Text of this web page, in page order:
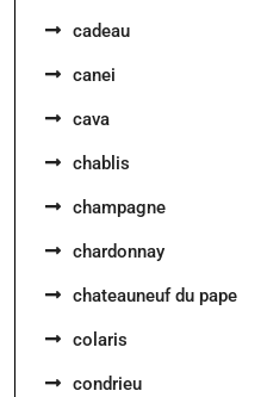
cadeau
canei
cava
chablis
champagne
chardonnay
chateauneuf du pape
colaris
condrieu